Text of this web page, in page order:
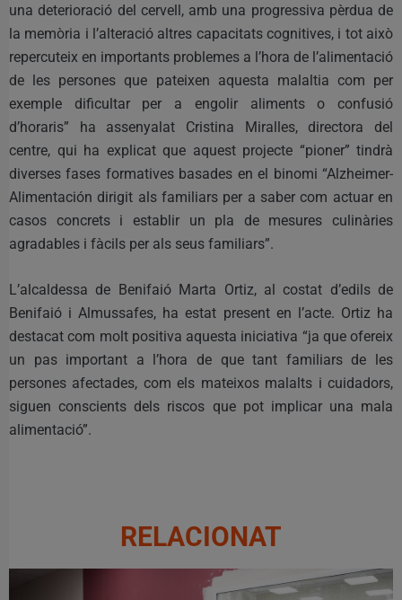
una deterioració del cervell, amb una progressiva pèrdua de
la memòria i l’alteració altres capacitats cognitives, i tot això
repercuteix en importants problemes a l’hora de l’alimentació
de les persones que pateixen aquesta malaltia com per
exemple dificultar per a engolir aliments o confusió
d’horaris” ha assenyalat Cristina Miralles, directora del
centre, qui ha explicat que aquest projecte “pioner” tindrà
diverses fases formatives basades en el binomi “Alzheimer-
Alimentación dirigit als familiars per a saber com actuar en
casos concrets i establir un pla de mesures culinàries
agradables i fàcils per als seus familiars”.
L’alcaldessa de Benifaió Marta Ortiz, al costat d’edils de
Benifaió i Almussafes, ha estat present en l’acte. Ortiz ha
destacat com molt positiva aquesta iniciativa “ja que ofereix
un pas important a l’hora de que tant familiars de les
persones afectades, com els mateixos malalts i cuidadors,
siguen conscients dels riscos que pot implicar una mala
alimentació”.
RELACIONAT